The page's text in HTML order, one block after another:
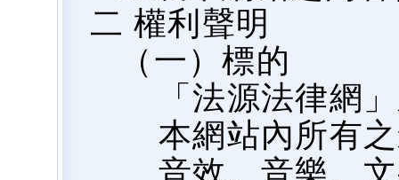
二 權利聲明
（一）標的
「法源法律網
本網站內所有
音效、音樂、